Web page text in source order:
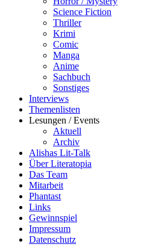
Science Fiction
Thriller
Krimi
Comic
Manga
Anime
Sachbuch
Sonstiges
Interviews
Themenlisten
Lesungen / Events
Aktuell
Archiv
Alishas Lit-Talk
Über Literatopia
Das Team
Mitarbeit
Phantast
Links
Gewinnspiel
Impressum
Datenschutz